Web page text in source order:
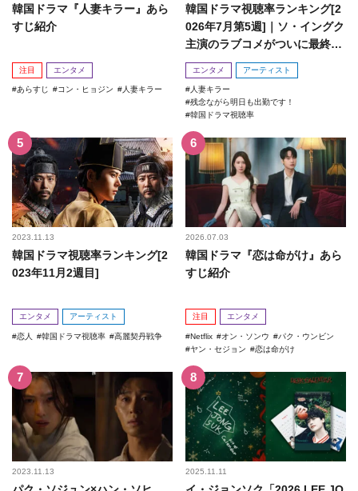
韓国ドラマ『人妻キラー』あら
すじ紹介
注目 エンタメ
あらすじ コン・ヒョジン 人妻キラー
韓国ドラマ視聴率ランキング[2
026年7月第5週]｜ソ・イングク
主演のラブコメがついに最終
回！
エンタメ アーティスト
人妻キラー
残念ながら明日も出勤です！
韓国ドラマ視聴率
2023.11.13
韓国ドラマ視聴率ランキング[2
023年11月2週目]
エンタメ アーティスト
恋人 韓国ドラマ視聴率 高麗契丹戦争
2026.07.03
韓国ドラマ『恋は命がけ』あら
すじ紹介
注目 エンタメ
Netflix オン・ソンウ
パク・ウンビン
ヤン・セジョン
恋は命がけ
2023.11.13 2025.11.11